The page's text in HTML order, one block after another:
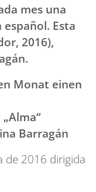
mes una
Esta
2016),
Monat einen
Barragán
de 2016 dirigida